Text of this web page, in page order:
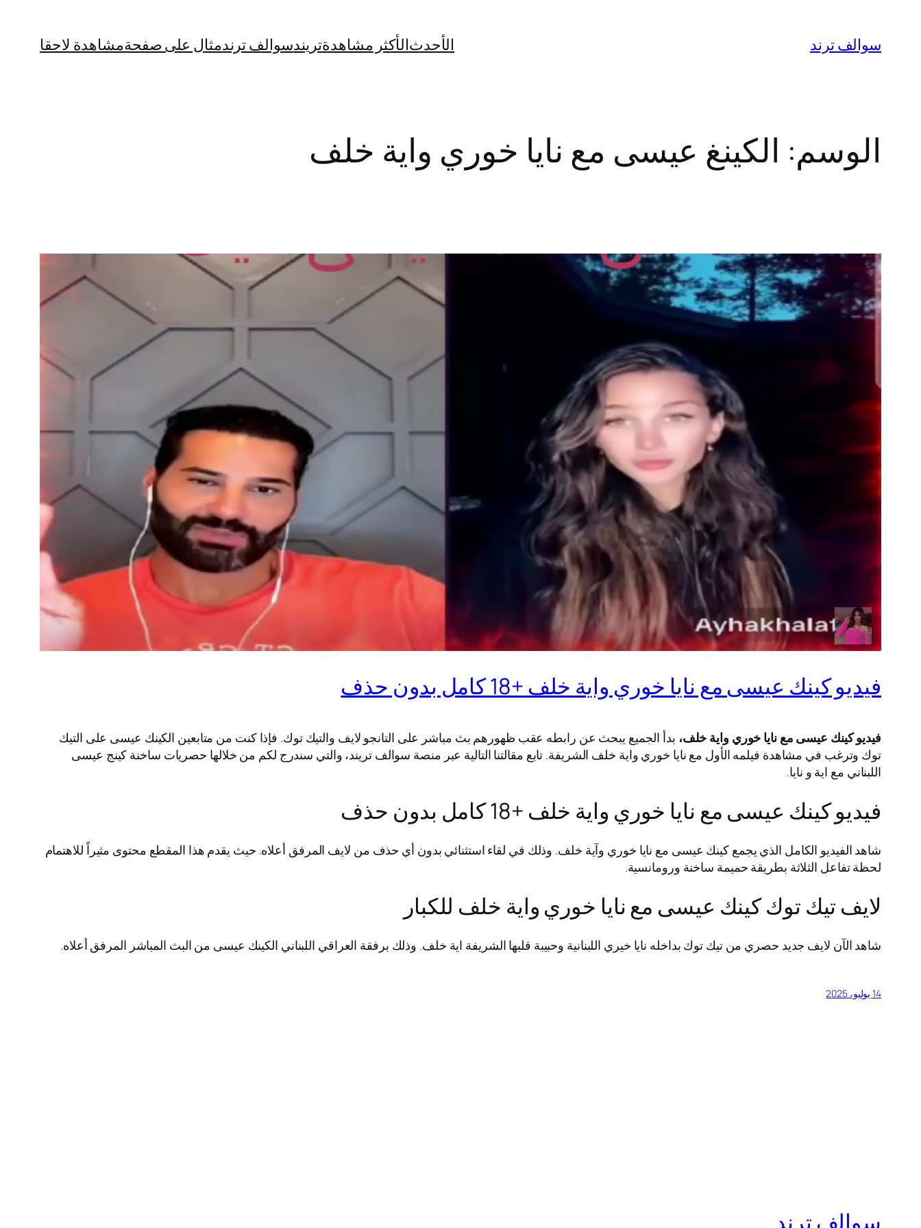
المحتوى
سوالف ترند الأحدثالأكثر مشاهدةتريندسوالف ترندمثال على صفحةمشاهدة لاحقا
الوسم: الكينغ عيسى مع نايا خوري واية خلف
فيديو كينك عيسى مع نايا خوري واية خلف +18 كامل بدون حذف
فيديو كينك عيسى مع نايا خوري واية خلف، بدأ الجميع يبحث عن رابطه عقب ظهورهم بث مباشر على التانجو لايف والتيك توك. فإذا كنت من متابعين الكينك عيسى على التيك
توك وترغب في مشاهدة فيلمه الأول مع نايا خوري واية خلف الشريفة. تابع مقالتنا التالية عبر منصة سوالف تريند، والتي سندرج لكم من خلالها حصريات ساخنة كينج عيسى
اللبناني مع اية و نايا.
فيديو كينك عيسى مع نايا خوري واية خلف +18 كامل بدون حذف
شاهد الفيديو الكامل الذي يجمع كينك عيسى مع نايا خوري وآية خلف. وذلك في لقاء استثنائي بدون أي حذف من لايف المرفق أعلاه. حيث يقدم هذا المقطع محتوى مثيراً للاهتمام
لحظة تفاعل الثلاثة بطريقة حميمة ساخنة ورومانسية.
لايف تيك توك كينك عيسى مع نايا خوري واية خلف للكبار
شاهد الآن لايف جديد حصري من تيك توك بداخله نايا خيري اللبنانية وحبيبة قلبها الشريفة اية خلف. وذلك برفقة العراقي اللبناني الكينك عيسى من البث المباشر المرفق أعلاه.
14 يوليو، 2025